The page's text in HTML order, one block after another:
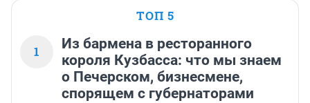
ТОП 5
1
Из бармена в ресторанного
короля Кузбасса: что мы знаем
о Печерском, бизнесмене,
спорящем с губернаторами